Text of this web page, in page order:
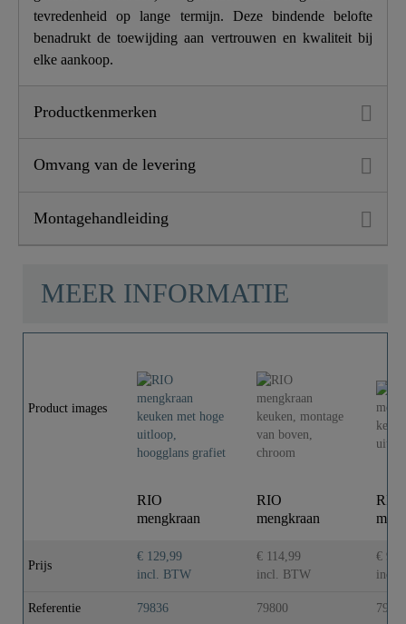
tevredenheid op lange termijn. Deze bindende belofte
benadrukt de toewijding aan vertrouwen en kwaliteit bij
elke aankoop.
Productkenmerken
Omvang van de levering
Montagehandleiding
MEER INFORMATIE
Product images
RIO
mengkraan
hoge uitloop,
hoogglans gr..
RIO
mengkraan
montage van
boven, chroom
RIO
Prijs
€ 129,99
incl. BTW
€ 114,99
incl. BTW
€
incl.
Referentie 79836 79800